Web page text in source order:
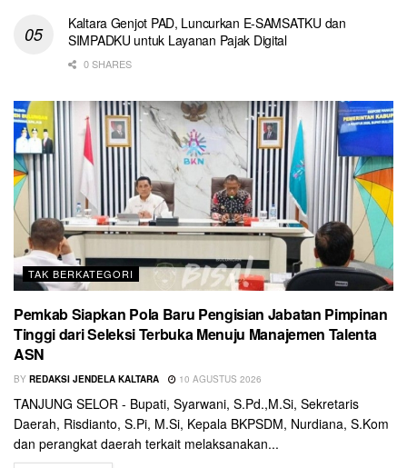
Kaltara Genjot PAD, Luncurkan E-SAMSATKU dan
SIMPADKU untuk Layanan Pajak Digital
0 SHARES
TAK BERKATEGORI
Pemkab Siapkan Pola Baru Pengisian Jabatan Pimpinan
Tinggi dari Seleksi Terbuka Menuju Manajemen Talenta
ASN
BY REDAKSI JENDELA KALTARA 10 AGUSTUS 2026
TANJUNG SELOR - Bupati, Syarwani, S.Pd.,M.Si, Sekretaris
Daerah, Risdianto, S.Pi, M.Si, Kepala BKPSDM, Nurdiana, S.Kom
dan perangkat daerah terkait melaksanakan...